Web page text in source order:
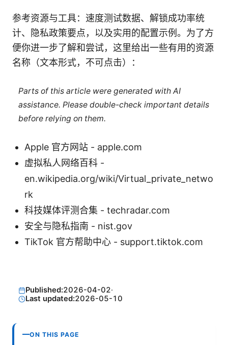
参考资源与工具：速度测试数据、解锁成功率统
计、隐私政策要点，以及实用的配置示例。为了方
便你进一步了解和尝试，这里给出一些有用的资源
名称（文本形式，不可点击）：
Parts of this article were generated with AI
assistance. Please double-check important details
before relying on them.
Apple 官方网站 - apple.com
虚拟私人网络百科 -
en.wikipedia.org/wiki/Virtual_private_netwo
rk
科技媒体评测合集 - techradar.com
安全与隐私指南 - nist.gov
TikTok 官方帮助中心 - support.tiktok.com
Published:2026-04-02·
Last updated:2026-05-10
ON THIS PAGE